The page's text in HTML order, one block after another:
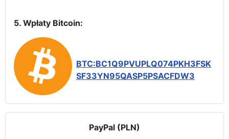
5. Wpłaty Bitcoin:
BTC:BC1Q9PVUPLQ074PKH3FSK
SF33YN95QASP5PSACFDW3
PayPal (PLN)